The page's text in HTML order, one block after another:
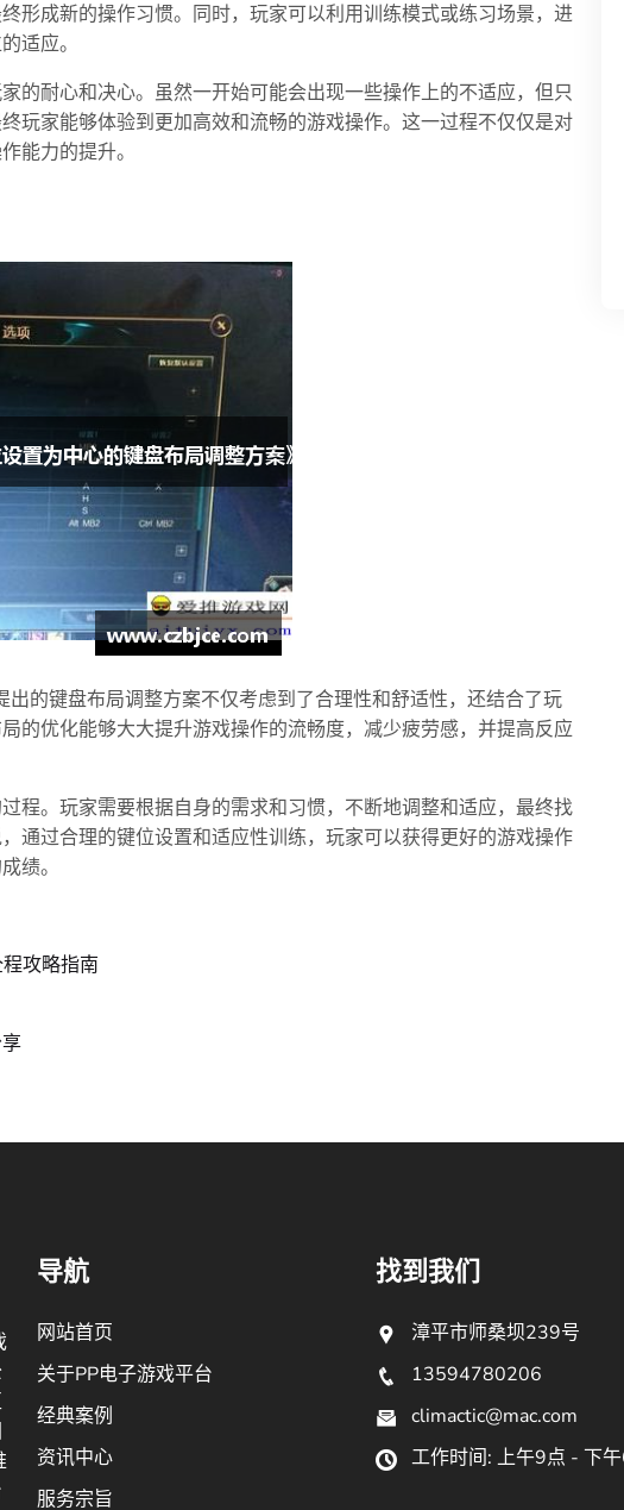
形成新的操作习惯。同时，玩家可以利用训练模式或练习场景，进
适应。
的耐心和决心。虽然一开始可能会出现一些操作上的不适应，但只
玩家能够体验到更加高效和流畅的游戏操作。这一过程不仅仅是对
能力的提升。
出的键盘布局调整方案不仅考虑到了合理性和舒适性，还结合了玩
的优化能够大大提升游戏操作的流畅度，减少疲劳感，并提高反应
程。玩家需要根据自身的需求和习惯，不断地调整和适应，最终找
通过合理的键位设置和适应性训练，玩家可以获得更好的游戏操作
绩。
攻略指南
导航
网站首页
关于PP电子游戏平台
经典案例
资讯中心
服务宗旨
找到我们
漳平市师桑坝239号
13594780206
climactic@mac.com
工作时间: 上午9点 - 下